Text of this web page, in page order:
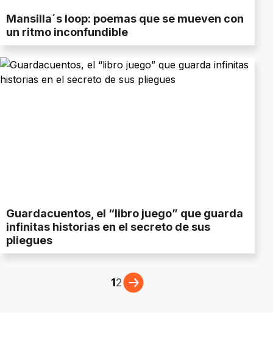
Mansilla´s loop: poemas que se mueven con
un ritmo inconfundible
Guardacuentos, el “libro juego” que guarda
infinitas historias en el secreto de sus
pliegues
12